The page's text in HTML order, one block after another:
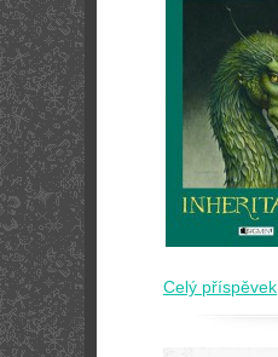
Celý příspěvek